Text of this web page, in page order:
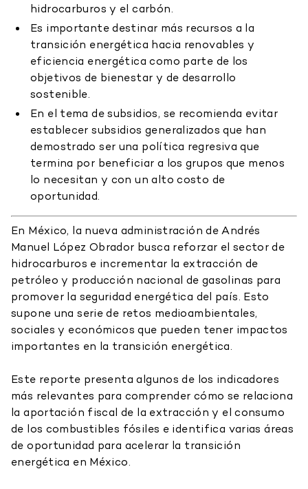
hidrocarburos y el carbón.
Es importante destinar más recursos a la
transición energética hacia renovables y
eficiencia energética como parte de los
objetivos de bienestar y de desarrollo
sostenible.
En el tema de subsidios, se recomienda evitar
establecer subsidios generalizados que han
demostrado ser una política regresiva que
termina por beneficiar a los grupos que menos
lo necesitan y con un alto costo de
oportunidad.
En México, la nueva administración de Andrés
Manuel López Obrador busca reforzar el sector de
hidrocarburos e incrementar la extracción de
petróleo y producción nacional de gasolinas para
promover la seguridad energética del país. Esto
supone una serie de retos medioambientales,
sociales y económicos que pueden tener impactos
importantes en la transición energética.
Este reporte presenta algunos de los indicadores
más relevantes para comprender cómo se relaciona
la aportación fiscal de la extracción y el consumo
de los combustibles fósiles e identifica varias áreas
de oportunidad para acelerar la transición
energética en México.